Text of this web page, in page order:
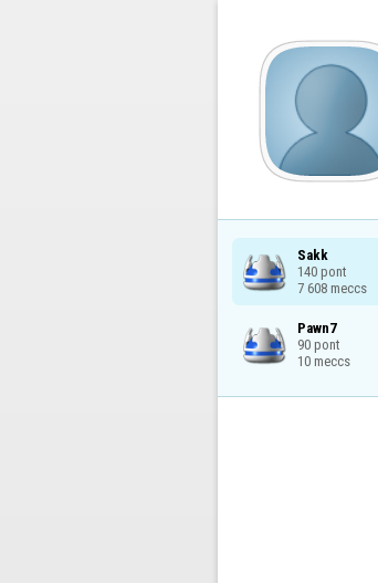
Sakk
140 pont
7 608 meccs
Pawn7
90 pont
10 meccs